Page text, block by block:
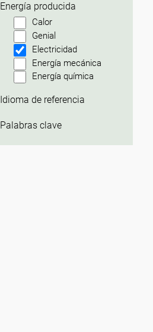
Energía producida
Calor
Genial
Electricidad
Energía mecánica
Energía química
Idioma de referencia
Palabras clave